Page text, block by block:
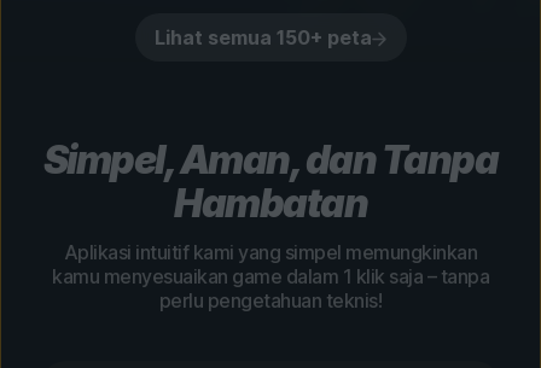
Lihat semua 150+ peta
Simpel, Aman, dan Tanpa
Hambatan
Aplikasi intuitif kami yang simpel memungkinkan
kamu menyesuaikan game dalam 1 klik saja – tanpa
perlu pengetahuan teknis!